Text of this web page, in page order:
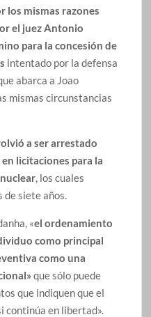
los mismas razones
el juez Antonio
para la concesión de
intentado por la defensa
abarca a Joao
mismas circunstancias
a ser arrestado
licitaciones para la
, los cuales
de siete años.
«el ordenamiento
como principal
como una
que sólo puede
que indiquen que el
continúa en libertad».